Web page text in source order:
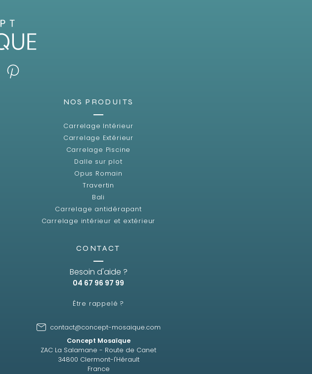
NOS PRODUITS
Carrelage Intérieur
Carrelage Extérieur
Carrelage Piscine
Dalle sur plot
Opus Romain
Travertin
Bali
Carrelage antidérapant
Carrelage intérieur et extérieur
CONTACT
Besoin d'aide ?
04 67 96 97 99
Être rappelé ?
contact@concept-mosaique.com
Concept Mosaïque
ZAC La Salamane - Route de Canet
34800 Clermont-l'Hérault
France